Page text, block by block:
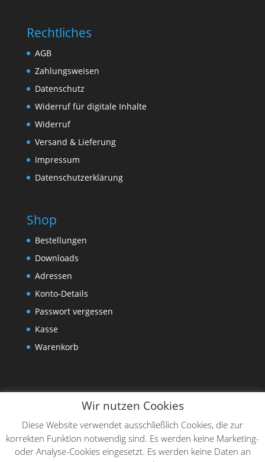
Rechtliches
AGB
Zahlungsweisen
Datenschutz
Widerruf für digitale Inhalte
Widerruf
Versand & Lieferung
Impressum
Datenschutzerklärung
Shop
Bestellungen
Downloads
Adressen
Konto-Details
Passwort vergessen
Kasse
Warenkorb
Wir nutzen Cookies
Diese Website verwendet ausschließlich Cookies, die zur
korrekten Funktion notwendig sind. Es werden keine Marketing-
oder Analyse-Cookies eingesetzt. Es werden keine Daten an